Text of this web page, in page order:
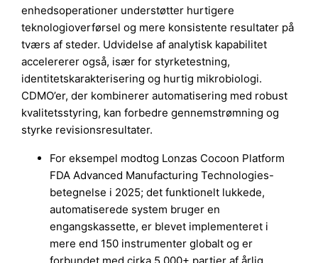
enhedsoperationer understøtter hurtigere
teknologioverførsel og mere konsistente resultater på
tværs af steder. Udvidelse af analytisk kapabilitet
accelererer også, især for styrketestning,
identitetskarakterisering og hurtig mikrobiologi.
CDMO’er, der kombinerer automatisering med robust
kvalitetsstyring, kan forbedre gennemstrømning og
styrke revisionsresultater.
For eksempel modtog Lonzas Cocoon Platform
FDA Advanced Manufacturing Technologies-
betegnelse i 2025; det funktionelt lukkede,
automatiserede system bruger en
engangskassette, er blevet implementeret i
mere end 150 instrumenter globalt og er
forbundet med cirka 5.000+ partier af årlig